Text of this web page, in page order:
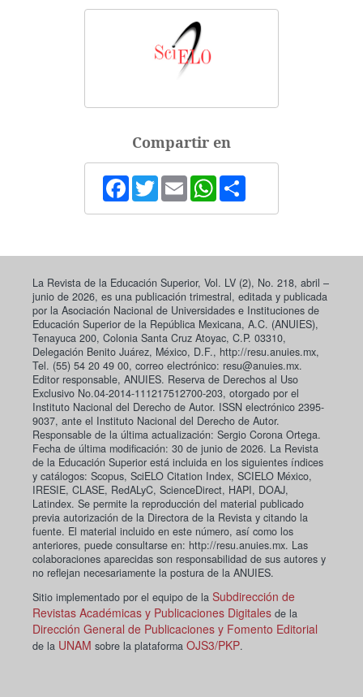
Compartir en
Facebook
TwitterEmail WhatsApp
La Revista de la Educación Superior, Vol. LV (2), No. 218, abril –
junio de 2026, es una publicación trimestral, editada y publicada
por la Asociación Nacional de Universidades e Instituciones de
Educación Superior de la República Mexicana, A.C. (ANUIES),
Tenayuca 200, Colonia Santa Cruz Atoyac, C.P. 03310,
Delegación Benito Juárez, México, D.F., http://resu.anuies.mx,
Tel. (55) 54 20 49 00, correo electrónico: resu@anuies.mx.
Editor responsable, ANUIES. Reserva de Derechos al Uso
Exclusivo No.04-2014-111217512700-203, otorgado por el
Instituto Nacional del Derecho de Autor. ISSN electrónico 2395-
9037, ante el Instituto Nacional del Derecho de Autor.
Responsable de la última actualización: Sergio Corona Ortega.
Fecha de última modificación: 30 de junio de 2026. La Revista
de la Educación Superior está incluida en los siguientes índices
y catálogos: Scopus, SciELO Citation Index, SCIELO México,
IRESIE, CLASE, RedALyC, ScienceDirect, HAPI, DOAJ,
Latindex. Se permite la reproducción del material publicado
previa autorización de la Directora de la Revista y citando la
fuente. El material incluido en este número, así como los
anteriores, puede consultarse en: http://resu.anuies.mx. Las
colaboraciones aparecidas son responsabilidad de sus autores y
no reflejan necesariamente la postura de la ANUIES.
Sitio implementado por el equipo de laSubdirección de
Revistas Académicas y Publicaciones Digitales de la
Dirección General de Publicaciones y Fomento Editorial
de la UNAM sobre la plataformaOJS3/PKP.